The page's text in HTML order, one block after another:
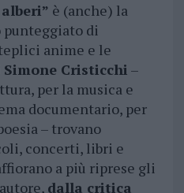
è (anche) la
di
anime e le
Simone Cristicchi –
per la musica e
documentario, per
– trovano
concerti, libri e
a più riprese gli
dalla critica